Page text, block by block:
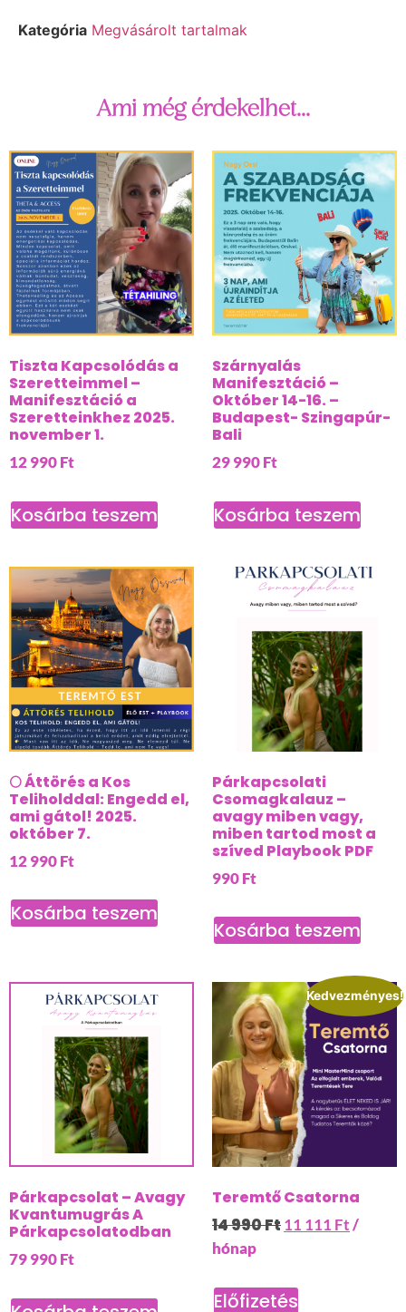
Kategória Megvásárolt tartalmak
Ami még érdekelhet...
Tiszta Kapcsolódás a
Szeretteimmel –
Manifesztáció a
Szeretteinkhez 2025.
november 1.
12 990Ft
Kosárba teszem
Szárnyalás
Manifesztáció –
Október 14-16. –
Budapest- Szingapúr-
Bali
29 990Ft
Kosárba teszem
🌕 Áttörés a Kos
Teliholddal: Engedd el,
ami gátol! 2025.
október 7.
12 990Ft
Kosárba teszem
Párkapcsolati
Csomagkalauz –
avagy miben vagy,
miben tartod most a
szíved Playbook PDF
990Ft
Kosárba teszem
Párkapcsolat – Avagy
Kvantumugrás A
Párkapcsolatodban
79 990Ft
Kedvezményes!
Teremtő Csatorna
14 990Ft11 111 Ft/
hónap
Előfizetés